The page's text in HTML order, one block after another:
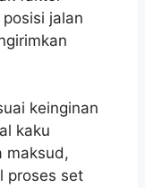
jalan
keinginan
kaku
maksud,
proses set